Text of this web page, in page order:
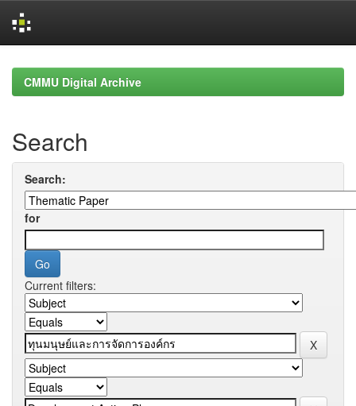
navigationCMMU Digital Archive
Search
Search:
for
Current filters: